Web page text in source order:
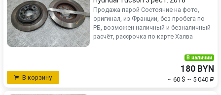
Продажа парой Состояние на фото,
оригинал, из Франции, без пробега по
РБ, возможен наличный и безналичный
расчёт, рассрочка по карте Халва
В корзину
В наличии
180 BYN
~ 60 $ ~ 5 040 ₽